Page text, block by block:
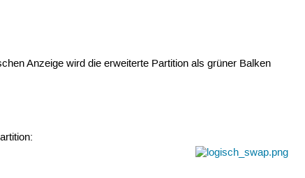
Anzeige wird die erweiterte Partition als grüner Balken